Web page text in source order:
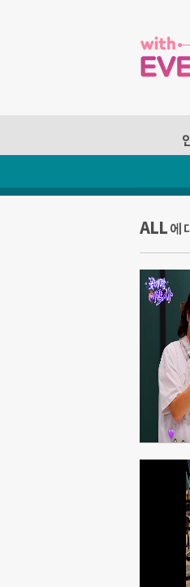
ALL에